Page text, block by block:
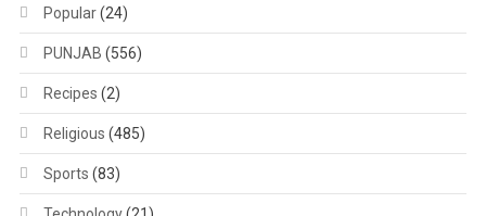
Popular(24)
PUNJAB (556)
Recipes (2)
Religious (485)
Sports (83)